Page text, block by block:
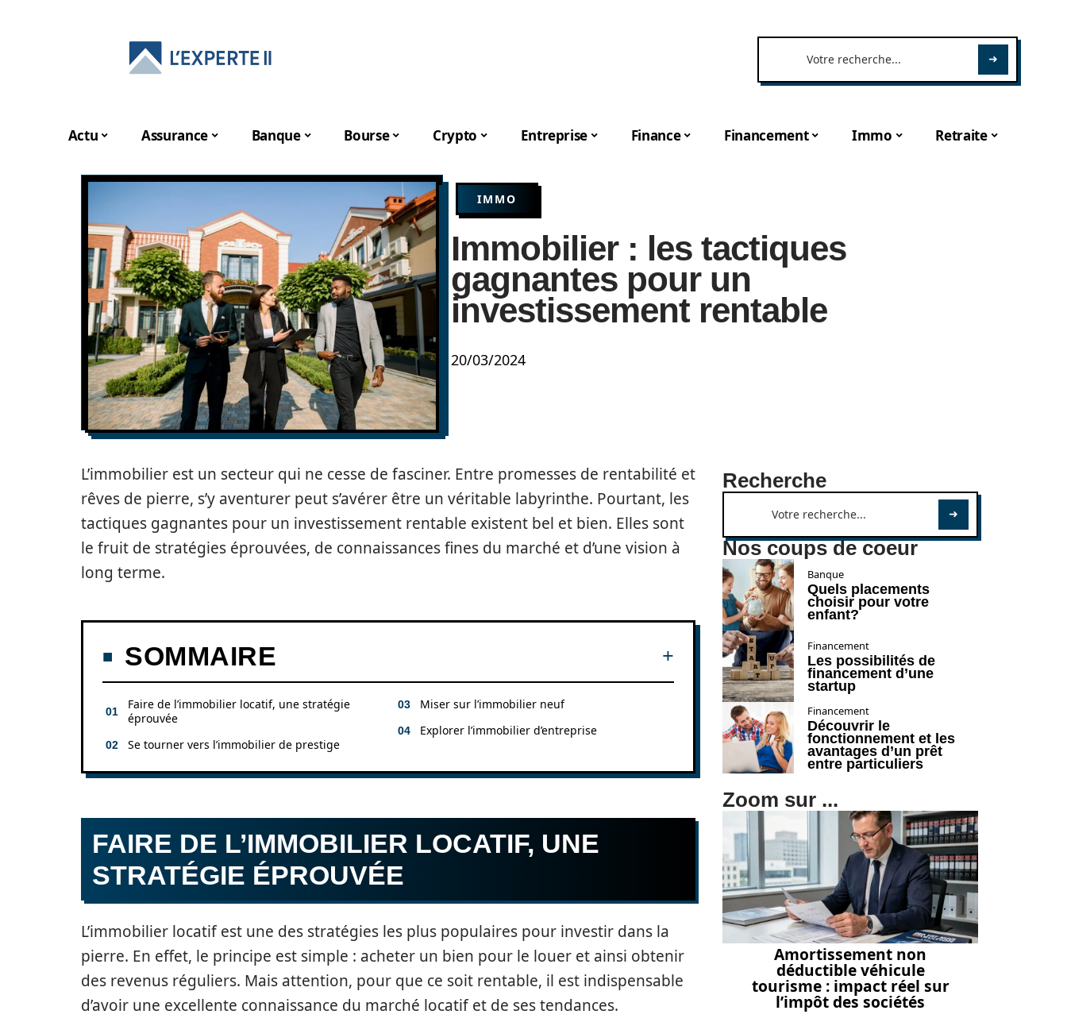
Actu Assurance Banque Bourse Crypto Entreprise Finance Financement Immo Retraite
IMMO
Immobilier : les tactiques
gagnantes pour un
investissement rentable
20/03/2024
L’immobilier est un secteur qui ne cesse de fasciner. Entre promesses de rentabilité et
rêves de pierre, s’y aventurer peut s’avérer être un véritable labyrinthe. Pourtant, les
tactiques gagnantes pour un investissement rentable existent bel et bien. Elles sont
le fruit de stratégies éprouvées, de connaissances fines du marché et d’une vision à
long terme.
SOMMAIRE
Faire de l’immobilier locatif, une stratégie
éprouvée
Se tourner vers l’immobilier de prestige
Miser sur l’immobilier neuf
Explorer l’immobilier d’entreprise
FAIRE DE L’IMMOBILIER LOCATIF, UNE
STRATÉGIE ÉPROUVÉE
L’immobilier locatif est une des stratégies les plus populaires pour investir dans la
pierre. En effet, le principe est simple : acheter un bien pour le louer et ainsi obtenir
des revenus réguliers. Mais attention, pour que ce soit rentable, il est indispensable
d’avoir une excellente connaissance du marché locatif et de ses tendances.
Recherche
Nos coups de coeur
Banque
Quels placements
choisir pour votre
enfant?
Financement
Les possibilités de
financement d’une
startup
Financement
Découvrir le
fonctionnement et les
avantages d’un prêt
entre particuliers
Zoom sur ...
Amortissement non
déductible véhicule
tourisme : impact réel sur
l’impôt des sociétés